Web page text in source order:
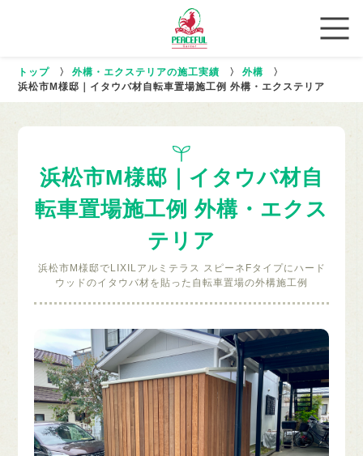
トップ 〉 外構・エクステリアの施工実績 〉 外構
〉
浜松市M様邸｜イタウバ材自転車置場施工例 外構・エクステリア
浜松市M様邸｜イタウバ材自
転車置場施工例 外構・エクス
テリア
浜松市M様邸でLIXILアルミテラス スピーネFタイプにハード
ウッドのイタウバ材を貼った自転車置場の外構施工例